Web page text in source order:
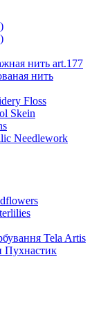
нить art.177
нить
Floss
Skein
Needlework
Tela Artis
Пухнастик